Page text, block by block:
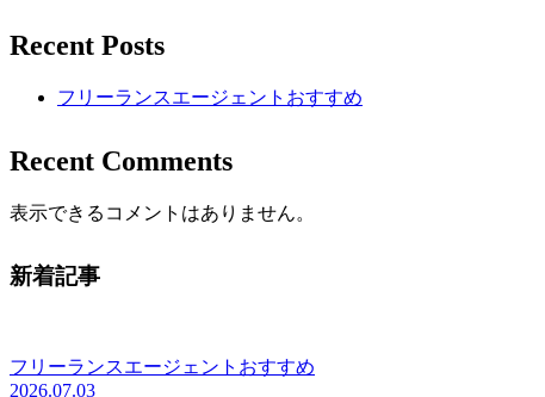
Recent Posts
フリーランスエージェントおすすめ
Recent Comments
表示できるコメントはありません。
新着記事
フリーランスエージェントおすすめ
2026.07.03